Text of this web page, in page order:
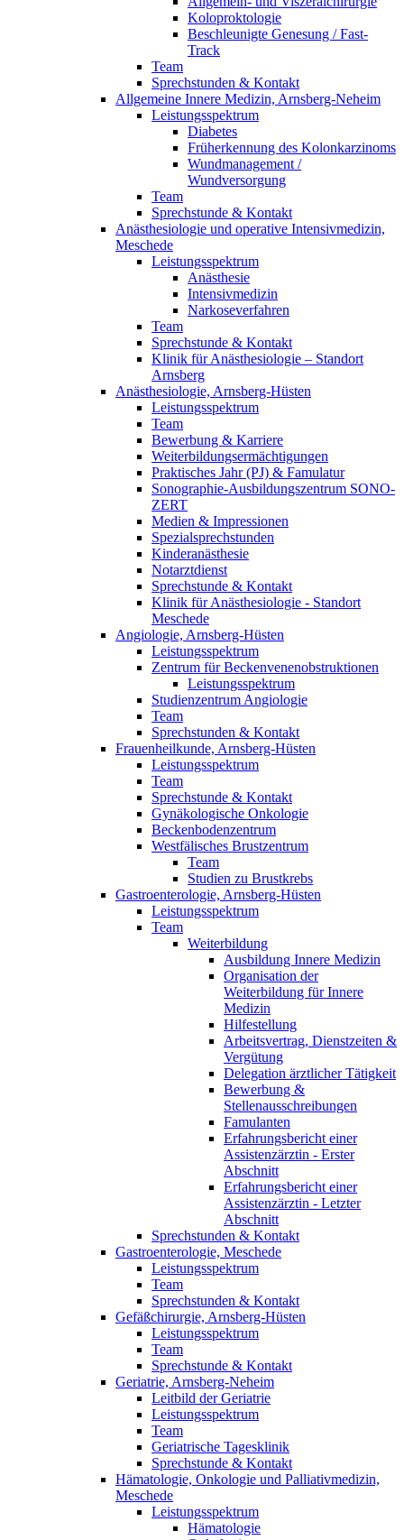
Koloproktologie
Beschleunigte Genesung / Fast-
Track
Team
Sprechstunden & Kontakt
Allgemeine Innere Medizin, Arnsberg-Neheim
Leistungsspektrum
Diabetes
Früherkennung des Kolonkarzinoms
Wundmanagement /
Wundversorgung
Team
Sprechstunde & Kontakt
Anästhesiologie und operative Intensivmedizin,
Meschede
Leistungsspektrum
Anästhesie
Intensivmedizin
Narkoseverfahren
Team
Sprechstunde & Kontakt
Klinik für Anästhesiologie – Standort
Arnsberg
Anästhesiologie, Arnsberg-Hüsten
Leistungsspektrum
Team
Bewerbung & Karriere
Weiterbildungsermächtigungen
Praktisches Jahr (PJ) & Famulatur
Sonographie-Ausbildungszentrum SONO-
ZERT
Medien & Impressionen
Spezialsprechstunden
Kinderanästhesie
Notarztdienst
Sprechstunde & Kontakt
Klinik für Anästhesiologie - Standort
Meschede
Angiologie, Arnsberg-Hüsten
Leistungsspektrum
Zentrum für Beckenvenenobstruktionen
Leistungsspektrum
Studienzentrum Angiologie
Team
Sprechstunden & Kontakt
Frauenheilkunde, Arnsberg-Hüsten
Leistungsspektrum
Team
Sprechstunde & Kontakt
Gynäkologische Onkologie
Beckenbodenzentrum
Westfälisches Brustzentrum
Team
Studien zu Brustkrebs
Gastroenterologie, Arnsberg-Hüsten
Leistungsspektrum
Team
Weiterbildung
Ausbildung Innere Medizin
Organisation der
Weiterbildung für Innere
Medizin
Hilfestellung
Arbeitsvertrag, Dienstzeiten &
Vergütung
Delegation ärztlicher Tätigkeit
Bewerbung &
Stellenausschreibungen
Famulanten
Erfahrungsbericht einer
Assistenzärztin - Erster
Abschnitt
Erfahrungsbericht einer
Assistenzärztin - Letzter
Abschnitt
Sprechstunden & Kontakt
Gastroenterologie, Meschede
Leistungsspektrum
Team
Sprechstunden & Kontakt
Gefäßchirurgie, Arnsberg-Hüsten
Leistungsspektrum
Team
Sprechstunde & Kontakt
Geriatrie, Arnsberg-Neheim
Leitbild der Geriatrie
Leistungsspektrum
Team
Geriatrische Tagesklinik
Sprechstunde & Kontakt
Hämatologie, Onkologie und Palliativmedizin,
Meschede
Leistungsspektrum
Hämatologie